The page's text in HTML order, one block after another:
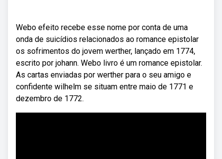
Webo efeito recebe esse nome por conta de uma
onda de suicídios relacionados ao romance epistolar
os sofrimentos do jovem werther, lançado em 1774,
escrito por johann. Webo livro é um romance epistolar.
As cartas enviadas por werther para o seu amigo e
confidente wilhelm se situam entre maio de 1771 e
dezembro de 1772.